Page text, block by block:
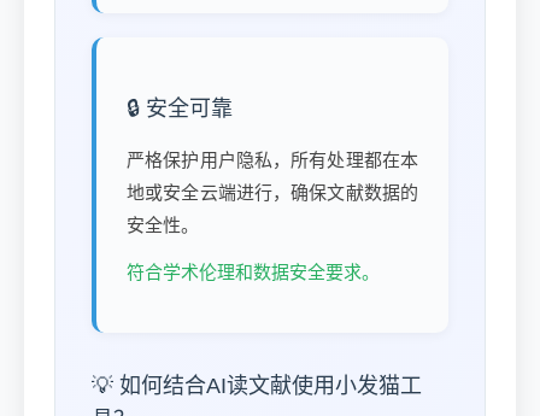
🔒 安全可靠
严格保护用户隐私，所有处理都在本
地或安全云端进行，确保文献数据的
安全性。
符合学术伦理和数据安全要求。
💡 如何结合AI读文献使用小发猫工